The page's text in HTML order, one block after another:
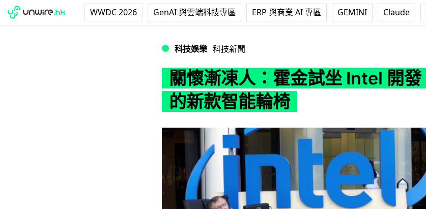
WWDC 2026 GenAI 與雲端科技專區 ERP 與商業 AI 專區 GEMINI Claude
科技娛樂 科技新聞
關懷漸凍人：霍金試坐 Intel 開發
的新款智能輪椅